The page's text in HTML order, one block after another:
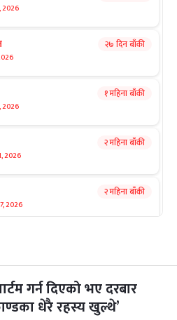
2026
२७ दिन बाँकी
2026
१ महिना बाँकी
2026
२ महिना बाँकी
2026
२ महिना बाँकी
2026
२ महिना बाँकी
गर्न दिएको भए दरबार
धेरै रहस्य खुल्थे’